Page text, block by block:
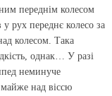
переднім колесом
рух переднє колесо за
колесом. Така
однак… У разі
неминуче
над віссю